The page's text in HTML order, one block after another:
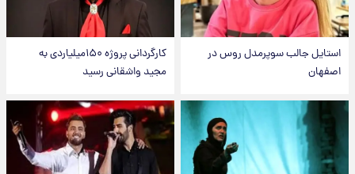
استایل جالب سوپرمدل روس در
اصفهان
کارگردانی پروژه ۱۵۰میلیاردی به
مجید واشقانی رسید